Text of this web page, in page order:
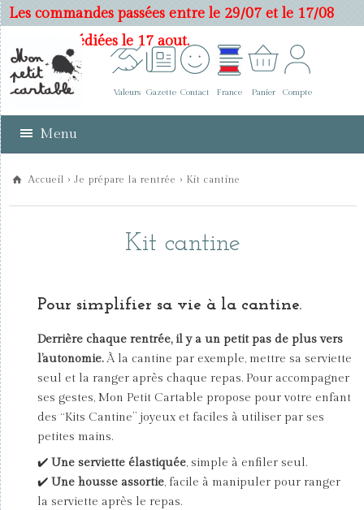
Les commandes passées entre le 29/07 et le 17/08
seront expédiées le 17 aout.
Valeurs Gazette Contact France Panier Compte
Menu
Accueil ›Je prépare la rentrée › Kit cantine
Kit cantine
Pour simplifier sa vie à la cantine.
Derrière chaque rentrée, il y a un petit pas de plus vers
l’autonomie.À la cantine par exemple, mettre sa serviette
seul et la ranger après chaque repas. Pour accompagner
ses gestes, Mon Petit Cartable propose pour votre enfant
des “Kits Cantine” joyeux et faciles à utiliser par ses
petites mains.
✔️ Une serviette élastiquée, simple à enfiler seul.
✔️ Une housse assortie, facile à manipuler pour ranger
la serviette après le repas.